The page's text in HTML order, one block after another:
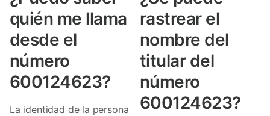
quién me llama
desde el
número
600124623?
La identidad de la persona
rastrear el
nombre del
titular del
número
600124623?